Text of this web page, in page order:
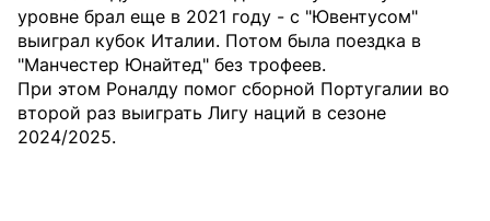
уровне брал еще в 2021 году - с "Ювентусом"
выиграл кубок Италии. Потом была поездка в
"Манчестер Юнайтед" без трофеев.
При этом Роналду помог сборной Португалии во
второй раз выиграть Лигу наций в сезоне
2024/2025.